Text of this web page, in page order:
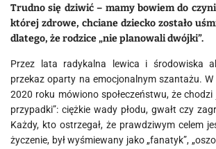
Trudno się dziwić – mamy bowiem do
której zdrowe, chciane dziecko zostało
dlatego, że rodzice „nie planowali dwójki”.
Przez lata radykalna lewica i środowiska
przekaz oparty na emocjonalnym szantażu.
2020 roku mówiono społeczeństwu, że chodzi
przypadki”: ciężkie wady płodu, gwałt czy
Każdy, kto ostrzegał, że prawdziwym celem
życzenie, był wyśmiewany jako „fanatyk”,